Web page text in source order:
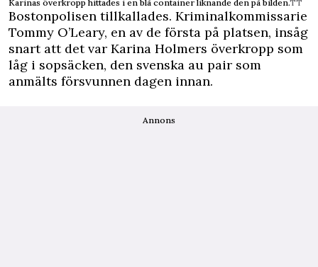
Karinas överkropp hittades i en blå container liknande den på bilden.TT
Bostonpolisen tillkallades. Kriminalkommissarie
Tommy O’Leary, en av de första på platsen, insåg
snart att det var Karina Holmers överkropp som
låg i sopsäcken, den svenska au pair som
anmälts försvunnen dagen innan.
Annons